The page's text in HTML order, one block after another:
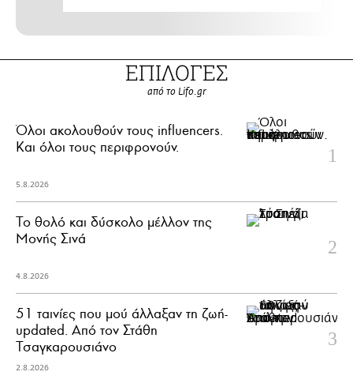
ΕΠΙΛΟΓΕΣ
από το Lifo.gr
Όλοι ακολουθούν τους influencers.
Και όλοι τους περιφρονούν.
5.8.2026
Το θολό και δύσκολο μέλλον της
Μονής Σινά
4.8.2026
51 ταινίες που μού άλλαξαν τη ζωή-
updated. Aπό τον Στάθη
Τσαγκαρουσιάνο
2.8.2026